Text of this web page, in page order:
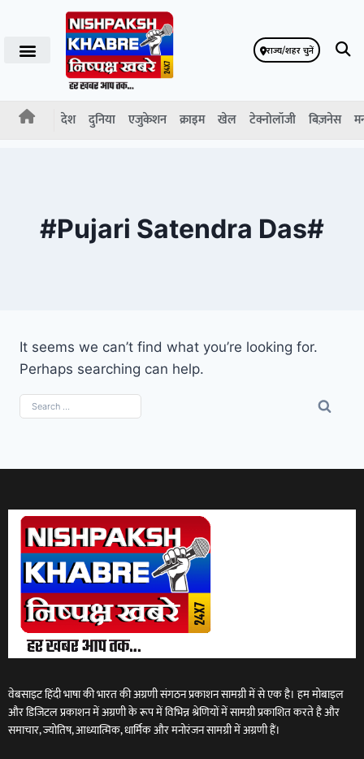
राज्य/शहर चुनें
देश दुनिया एजुकेशन क्राइम खेल टेक्नोलॉजी बिज़नेस
#Pujari Satendra Das#
It seems we can’t find what you’re looking for.
Perhaps searching can help.
वेबसाइट हिंदी भाषा की भारत की अग्रणी संगठन प्रकाशन सामग्री में से एक है। हम मोबाइल
और डिजिटल प्रकाशन में अग्रणी के रूप में विभिन्न श्रेणियों में सामग्री प्रकाशित करते है और
समाचार, ज्योतिष, आध्यात्मिक, धार्मिक और मनोरंजन सामग्री में अग्रणी हैं।